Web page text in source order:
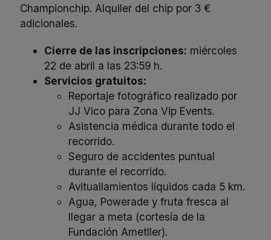
Championchip. Alquiler del chip por 3 €
adicionales.
Cierre de las inscripciones: miércoles
22 de abril a las 23:59 h.
Servicios gratuitos:
Reportaje fotográfico realizado por
JJ Vico para Zona Vip Events.
Asistencia médica durante todo el
recorrido.
Seguro de accidentes puntual
durante el recorrido.
Avituallamientos líquidos cada 5 km.
Agua, Powerade y fruta fresca al
llegar a meta (cortesía de la
Fundación Ametller).